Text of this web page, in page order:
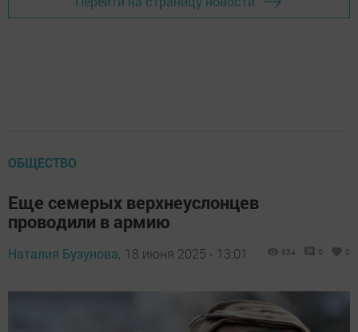
ОБЩЕСТВО
Еще семерых верхнеуслонцев
проводили в армию
Наталия Бузунова, 18 июня 2025 - 13:01 634 0 0